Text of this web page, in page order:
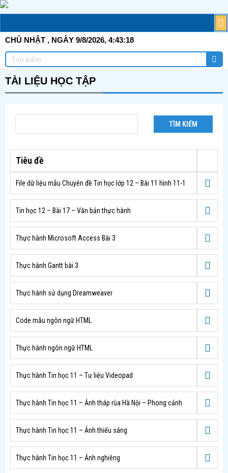
Skip
to
CHỦ NHẬT , NGÀY 9/8/2026, 4:43:19
Tìm
kiếm
TÀI LIỆU HỌC TẬP
TÌM KIẾM
Tiêu đề
File dữ liệu mẫu Chuyên đề Tin học lớp 12 – Bài 11 hình 11-1
Tin học 12 – Bài 17 – Văn bản thực hành
Thực hành Microsoft Access Bài 3
Thực hành Gantt bài 3
Thực hành sử dụng Dreamweaver
Code mẫu ngôn ngữ HTML
Thực hành ngôn ngữ HTML
Thực hành Tin học 11 – Tư liệu Videopad
Thực hành Tin học 11 – Ảnh tháp rùa Hà Nội – Phong cảnh
Thực hành Tin học 11 – Ảnh thiếu sáng
Thực hành Tin học 11 – Ảnh nghiêng